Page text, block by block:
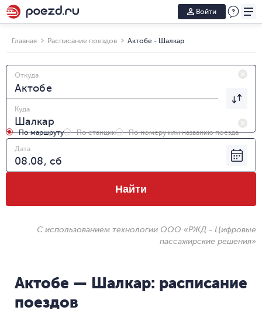
Войти
Главная Расписание поездов Актобе - Шалкар
Откуда
Куда
По маршруту По станции
По номеру или названию поезда
Дата
Найти
С использованием технологии ООО «РЖД - Цифровые
пассажирские решения»
Актобе — Шалкар: расписание
поездов